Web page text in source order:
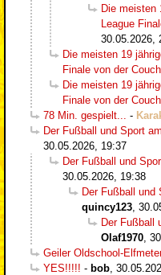
Die meisten
League
30.05.2026,
Die meisten 19
Finale von der Couch
Die meisten 19
Finale von der Couch
78 Min. gespielt...
-
Der Fußball und Sport
30.05.2026, 19:37
Der Fußball und
30.05.2026, 19:38
Der Fußball und
quincy123
Der Fußball
Olaf1970
Geiler Oldschool-
YES!!!!! - bob